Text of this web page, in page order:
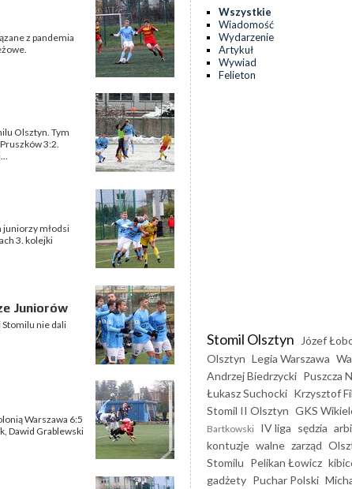
z pandemia
Olsztyn. Tym
3:2.
juniorzy młodsi
3. kolejki
Juniorów
nie dali
Warszawa 6:5
Dawid Grablewski
Wszystkie
Wiadomość
Wydarzenie
Artykuł
Wywiad
Felieton
Stomil Olsztyn Józef
Olsztyn Legia Warszawa
Andrzej Biedrzycki Puszcza
Łukasz Suchocki Krzysztof
Stomil II Olsztyn GKS
Bartkowski IV liga sędzia
kontuzje walne zarząd
Stomilu Pelikan Łowicz
gadżety Puchar Polski